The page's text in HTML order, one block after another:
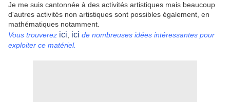
Je me suis cantonnée à des activités artistiques mais beaucoup
d'autres activités non artistiques sont possibles également, en
mathématiques notamment.
Vous trouverez ici ici de nombreuses idées intéressantes pour
exploiter ce matériel.